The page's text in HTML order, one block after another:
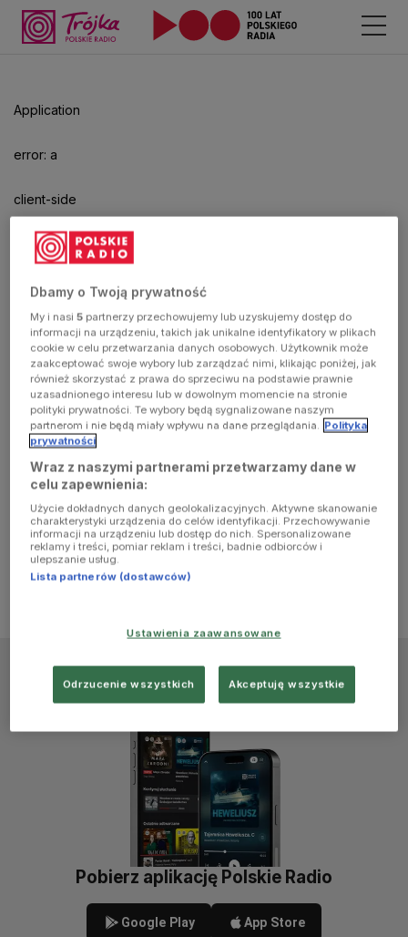
Application
error: a
client-side
exception
has
occurred
(see the
browser
console for
more
information)
aby
odtwarzać.
Pobierz aplikację Polskie Radio
Google Play App Store
Dbamy o Twoją prywatność
My i nasi5 partnerzy przechowujemy lub uzyskujemy dostęp do
informacji na urządzeniu, takich jak unikalne identyfikatory w plikach
cookie w celu przetwarzania danych osobowych. Użytkownik może
zaakceptować swoje wybory lub zarządzać nimi, klikając poniżej, jak
również skorzystać z prawa do sprzeciwu na podstawie prawnie
uzasadnionego interesu lub w dowolnym momencie na stronie
polityki prywatności. Te wybory będą sygnalizowane naszym
partnerom i nie będą miały wpływu na dane przeglądania. Polityka
prywatności
Wraz z naszymi partnerami przetwarzamy dane w
celu zapewnienia:
Użycie dokładnych danych geolokalizacyjnych. Aktywne skanowanie
charakterystyki urządzenia do celów identyfikacji. Przechowywanie
informacji na urządzeniu lub dostęp do nich. Spersonalizowane
reklamy i treści, pomiar reklam i treści, badnie odbiorców i
ulepszanie usług.
Lista partnerów (dostawców)
Ustawienia zaawansowane
Odrzucenie wszystkich Akceptuję wszystkie